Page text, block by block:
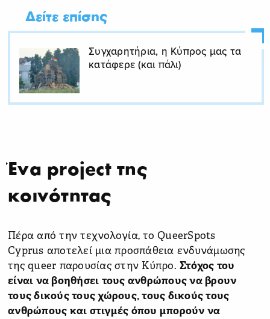
Δείτε επίσης
Συγχαρητήρια, η Κύπρος μας τα
κατάφερε (και πάλι)
Ένα project της
κοινότητας
Πέρα από την τεχνολογία, το QueerSpots
Cyprus αποτελεί μια προσπάθεια ενδυνάμωσης
της queer παρουσίας στην Κύπρο. Στόχος του
είναι να βοηθήσει τους ανθρώπους να βρουν
τους δικούς τους χώρους, τους δικούς τους
ανθρώπους και στιγμές όπου μπορούν να